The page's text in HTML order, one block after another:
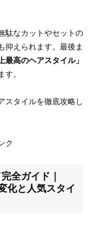
駄なカットやセットの
抑えられます。最後ま
最高のヘアスタイル」
す。
スタイルを徹底攻略し
ク
全ガイド｜
化と人気スタイ